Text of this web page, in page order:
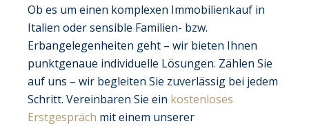
Ob es um einen komplexen Immobilienkauf in
Italien oder sensible Familien- bzw.
Erbangelegenheiten geht – wir bieten Ihnen
punktgenaue individuelle Lösungen. Zählen Sie
auf uns – wir begleiten Sie zuverlässig bei jedem
Schritt. Vereinbaren Sie ein kostenloses
Erstgespräch mit einem unserer